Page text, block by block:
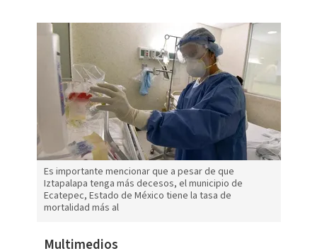
Es importante mencionar que a pesar de que
Iztapalapa tenga más decesos, el municipio de
Ecatepec, Estado de México tiene la tasa de
mortalidad más al
Multimedios